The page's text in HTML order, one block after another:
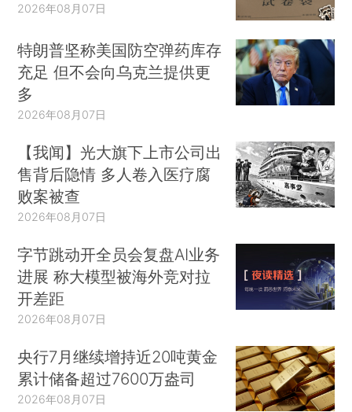
2026年08月07日
特朗普坚称美国防空弹药库存
充足 但不会向乌克兰提供更
多
2026年08月07日
【我闻】光大旗下上市公司出
售背后隐情 多人卷入医疗腐
败案被查
2026年08月07日
字节跳动开全员会复盘AI业务
进展 称大模型被海外竞对拉
开差距
2026年08月07日
央行7月继续增持近20吨黄金
累计储备超过7600万盎司
2026年08月07日